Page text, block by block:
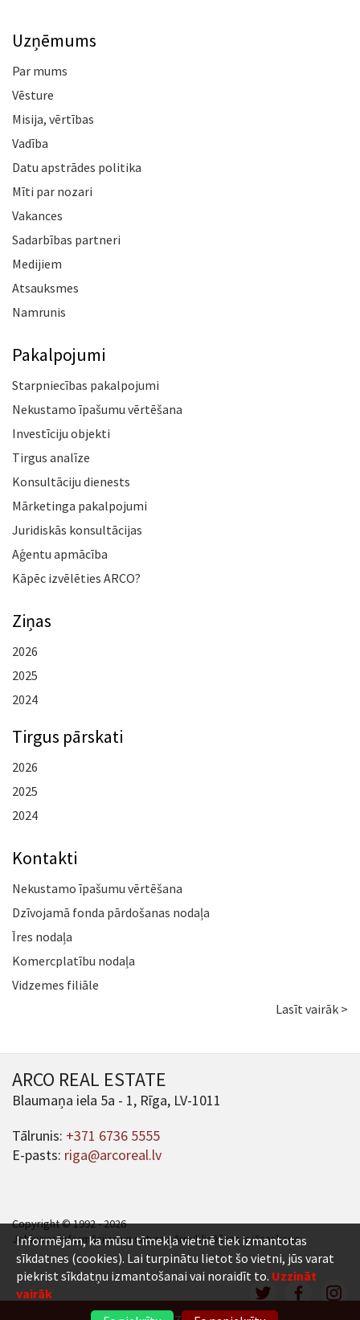
Uzņēmums
Par mums
Vēsture
Misija, vērtības
Vadība
Datu apstrādes politika
Mīti par nozari
Vakances
Sadarbības partneri
Medijiem
Atsauksmes
Namrunis
Pakalpojumi
Starpniecības pakalpojumi
Nekustamo īpašumu vērtēšana
Investīciju objekti
Tirgus analīze
Konsultāciju dienests
Mārketinga pakalpojumi
Juridiskās konsultācijas
Aģentu apmācība
Kāpēc izvēlēties ARCO?
Ziņas
2026
2025
2024
Tirgus pārskati
2026
2025
2024
Kontakti
Nekustamo īpašumu vērtēšana
Dzīvojamā fonda pārdošanas nodaļa
Īres nodaļa
Komercplatību nodaļa
Vidzemes filiāle
Lasīt vairāk >
ARCO REAL ESTATE
Blaumaņa iela 5a - 1, Rīga, LV-1011
Tālrunis: +371 6736 5555
E-pasts: riga@arcoreal.lv
Copyright © 1992 - 2026
Jebkuras informācijas un satura pārpublicēšana ir jāsaskaņo.
Informējam, ka mūsu tīmekļa vietnē tiek izmantotas
sīkdatnes (cookies). Lai turpinātu lietot šo vietni, jūs varat
piekrist sīkdatņu izmantošanai vai noraidīt to. Uzzināt
vairāk